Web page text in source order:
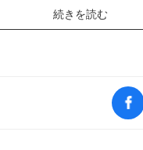
続きを読む